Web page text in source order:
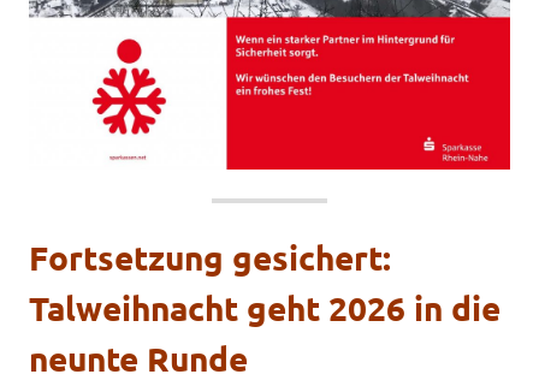
Fortsetzung gesichert:
Talweihnacht geht 2026 in die
neunte Runde